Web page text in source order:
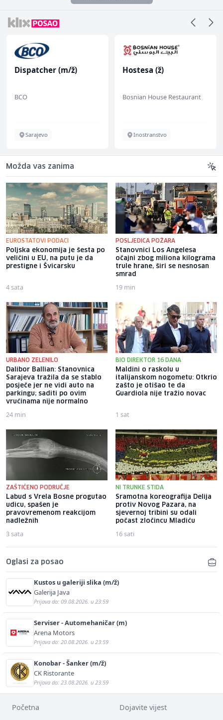
Dispatcher (m/ž)
BCO
Sarajevo
Hostesa (ž)
Bosnian House Restaurant
Inostranstvo
Možda vas zanima
EUROSTATOVI PODACI
Poljska ekonomija je šesta po
veličini u EU, na putu je da
prestigne i Švicarsku
4 sata
POSLJEDICA POŽARA
Stanovnici Los Angelesa
očajni zbog miliona kilograma
trule hrane, širi se nesnosan
smrad
19 min
URBANO ZELENILO
Dalibor Ballian: Stanovnica
Sarajeva tražila da se stablo
posječe jer ne vidi auto na
parkingu; saditi po ovim
vrućinama nije normalno
24 min
BIO DIREKTOR 16 DANA
Maldini o raskolu u
italijanskom nogometu: Otkrio
zašto je otišao te da
Guardiola nije tražio novac
1 sat
ZAŠTIĆENO PODRUČJE
Labud s Vrela Bosne progutao
udicu, spašen je
pravovremenom reakcijom
nadležnih
3 sata
NI TRUNKE STIDA
Sramotna koreografija Delija
protiv Novog Pazara, na
sjevernoj tribini su odali
počast zločincu Mladiću
16 sati
Oglasi za posao
Kustos u galeriji slika (m/ž)
Galerija Java
Prijava do: 09.08.2026. u 23:59
Serviser - Automehaničar (m)
Arena Motors
Prijava do: 20.08.2026. u 23:59
Konobar - Šanker (m/ž)
CK Ristorante
Prijava do: 23.08.2026. u 23:59
Početna Dojavite vijest